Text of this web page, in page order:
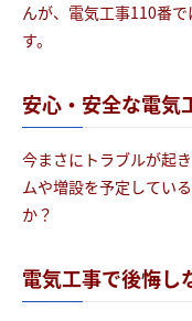
んが、電気工事110番
す。
安心・安全な電気
今まさにトラブルが起
ムや増設を予定してい
か？
電気工事で後悔し